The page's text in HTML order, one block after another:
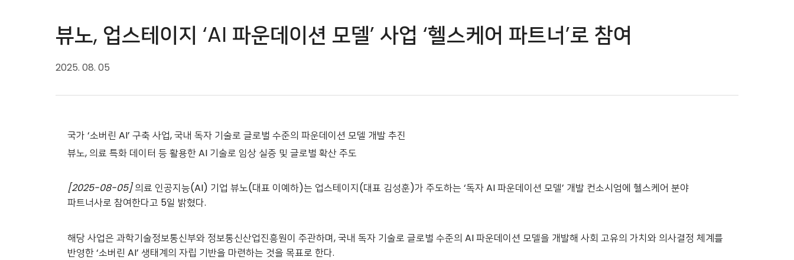
뷰노, 업스테이지 ‘AI 파운데이션 모델’ 사업 ‘헬스케어 파트너’로 참여
2025. 08. 05
국가 ‘소버린 AI’ 구축 사업, 국내 독자 기술로 글로벌 수준의 파운데이션 모델 개발 추진
뷰노, 의료 특화 데이터 등 활용한 AI 기술로 임상 실증 및 글로벌 확산 주도
[2025-08-05]의료 인공지능(AI) 기업 뷰노(대표 이예하)는 업스테이지(대표 김성훈)가 주도하는 ‘독자 AI 파운데이션 모델’ 개발 컨소시엄에 헬스케어 분야
파트너사로 참여한다고 5일 밝혔다.
해당 사업은 과학기술정보통신부와 정보통신산업진흥원이 주관하며, 국내 독자 기술로 글로벌 수준의 AI 파운데이션 모델을 개발해 사회 고유의 가치와 의사결정 체계를
반영한 ‘소버린 AI’ 생태계의 자립 기반을 마련하는 것을 목표로 한다.